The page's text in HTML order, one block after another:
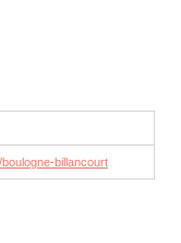
billancourt